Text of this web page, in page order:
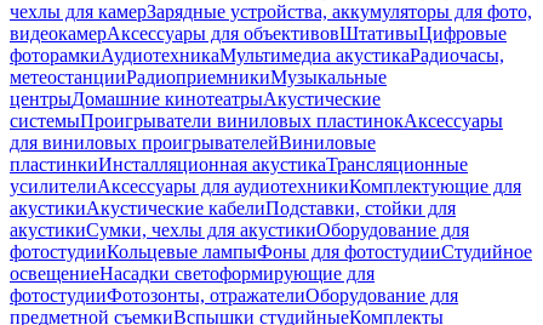
чехлы для камерЗарядные устройства, аккумуляторы для фото,
видеокамерАксессуары для объективовШтативыЦифровые
фоторамкиАудиотехникаМультимедиа акустикаРадиочасы,
метеостанцииРадиоприемникиМузыкальные
центрыДомашние кинотеатрыАкустические
системыПроигрыватели виниловых пластинокАксессуары
для виниловых проигрывателейВиниловые
пластинкиИнсталляционная акустикаТрансляционные
усилителиАксессуары для аудиотехникиКомплектующие для
акустикиАкустические кабелиПодставки, стойки для
акустикиСумки, чехлы для акустикиОборудование для
фотостудииКольцевые лампыФоны для фотостудииСтудийное
освещениеНасадки светоформирующие для
фотостудииФотозонты, отражателиОборудование для
предметной съемкиВспышки студийныеКомплекты